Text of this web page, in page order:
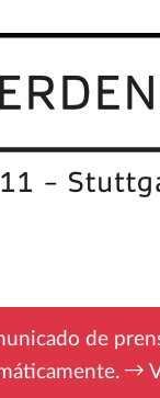
de